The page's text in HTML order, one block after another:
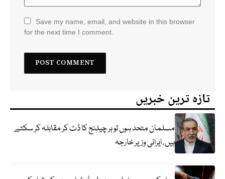
Save my name, email, and website in this browser
for the next time I comment.
تازہ ترین خبریں
مسلمان متحد ہوں تو ہر چیلنج کا ڈٹ کر مقابلہ کر سکتے
ہیں، ایرانی وزیر خارجہ